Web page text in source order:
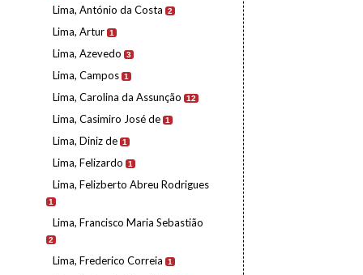
Lima, António da Costa 2
Lima, Artur 1
Lima, Azevedo 3
Lima, Campos 1
Lima, Carolina da Assunção 12
Lima, Casimiro José de 1
Lima, Diniz de 1
Lima, Felizardo 1
Lima, Felizberto Abreu Rodrigues
1
Lima, Francisco Maria Sebastião
2
Lima, Frederico Correia 1